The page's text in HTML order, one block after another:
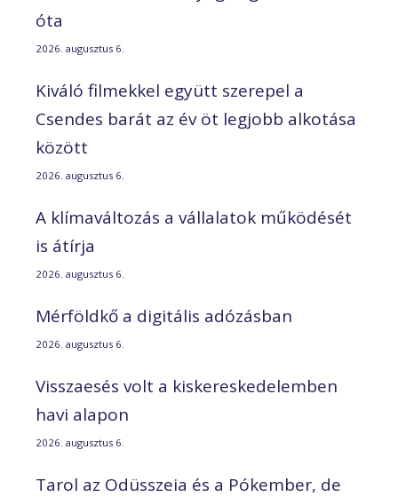
óta
2026. augusztus 6.
Kiváló filmekkel együtt szerepel a
Csendes barát az év öt legjobb alkotása
között
2026. augusztus 6.
A klímaváltozás a vállalatok működését
is átírja
2026. augusztus 6.
Mérföldkő a digitális adózásban
2026. augusztus 6.
Visszaesés volt a kiskereskedelemben
havi alapon
2026. augusztus 6.
Tarol az Odüsszeia és a Pókember, de